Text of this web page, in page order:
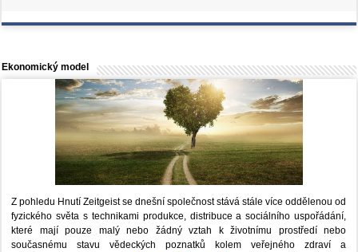
Ekonomický model
Z pohledu Hnutí Zeitgeist se dnešní společnost stává stále více oddělenou od
fyzického světa s technikami produkce, distribuce a sociálního uspořádání,
které mají pouze malý nebo žádný vztah k životnímu prostředí nebo
současnému stavu vědeckých poznatků kolem veřejného zdraví a